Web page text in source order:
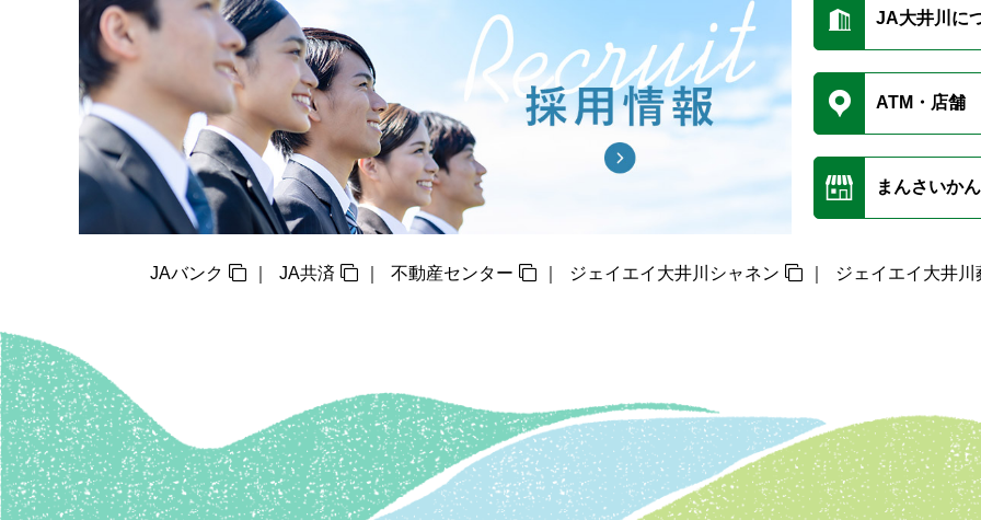
JA大井川に
ATM・店舗
まんさいかん
JAバンク JA共済 不動産センター ジェイエイ大井川シャネン ジェイエイ大井